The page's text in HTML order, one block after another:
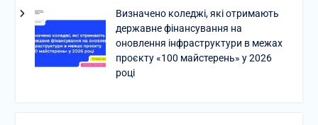
Визначено коледжі, які отримають
державне фінансування на
оновлення інфраструктури в межах
проєкту «100 майстерень» у 2026
році